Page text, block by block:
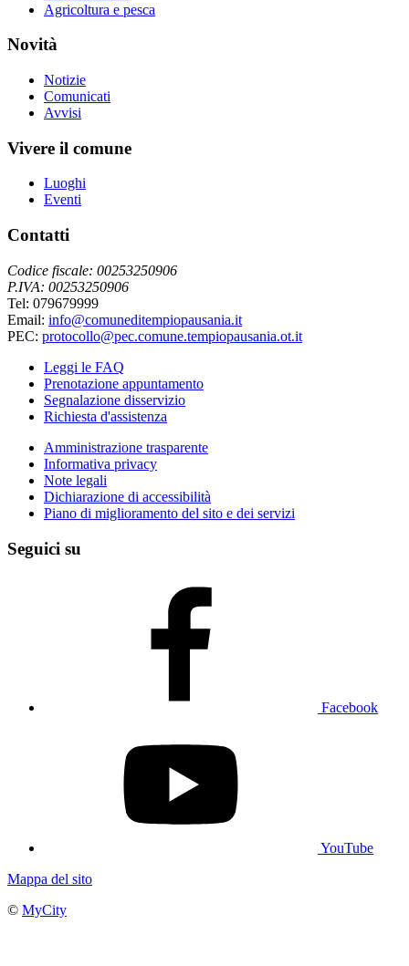
Agricoltura e pesca
Novità
Notizie
Comunicati
Avvisi
Vivere il comune
Luoghi
Eventi
Contatti
Codice fiscale: 00253250906
P.IVA: 00253250906
Tel: 079679999
Email: info@comuneditempiopausania.it
PEC: protocollo@pec.comune.tempiopausania.ot.it
Leggi le FAQ
Prenotazione appuntamento
Segnalazione disservizio
Richiesta d'assistenza
Amministrazione trasparente
Informativa privacy
Note legali
Dichiarazione di accessibilità
Piano di miglioramento del sito e dei servizi
Seguici su
Facebook
YouTube
Mappa del sito
© MyCity